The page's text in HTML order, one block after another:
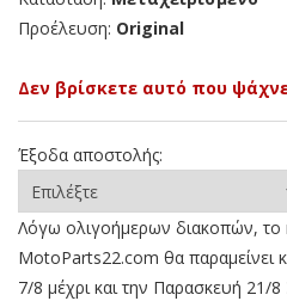
Προέλευση: Original
Δεν βρίσκετε αυτό που
Έξοδα αποστολής:
Λόγω ολιγοήμερων διακοπών, το
MotoParts22.com θα παραμείνει
7/8 μέχρι και την Παρασκευή 21/